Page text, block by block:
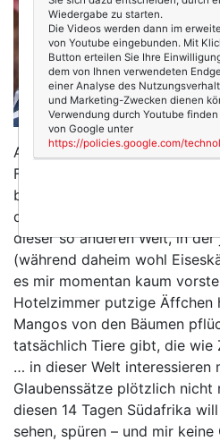
Aber nun bin ich seit letztem
Familie in Südafrika, eine
bereits vor fünf Jahren
dann wegen Corona
dieser so anderen Welt, in
(während daheim wohl
es mir momentan kaum
Hotelzimmer putzige Äffchen
Mangos von den Bäumen
tatsächlich Tiere gibt, die wie
… in dieser Welt interessieren
Glaubenssätze plötzlich nicht
diesen 14 Tagen Südafrika
sehen, spüren – und mir
Wiedergabe zu starten.
Die Videos werden dann im
von Youtube eingebunden. Mit
Button erteilen Sie Ihre
dem von Ihnen verwendeten
einer Analyse des
und Marketing-Zwecken dienen
Verwendung durch Youtube
von Google unter
https://policies.google.com/